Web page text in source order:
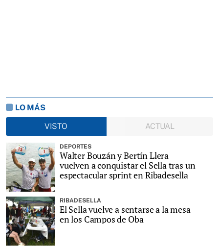
LO MÁS
VISTO
ACTUAL
DEPORTES
Walter Bouzán y Bertín Llera
vuelven a conquistar el Sella tras un
espectacular sprint en Ribadesella
RIBADESELLA
El Sella vuelve a sentarse a la mesa
en los Campos de Oba